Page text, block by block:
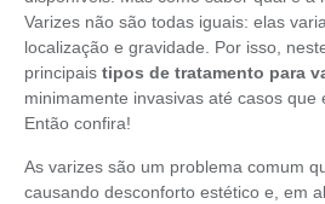
Varizes não são todas iguais: elas
localização e gravidade. Por isso,
principais tipos de tratamento para
minimamente invasivas até casos que
Então confira!
As varizes são um problema comum
causando desconforto estético e, em